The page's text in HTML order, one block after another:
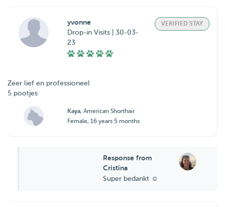
yvonne
Drop-in Visits | 30-03-
23
VERIFIED STAY
Zeer lief en professioneel
5 pootjes
Kaya, American Shorthair
Female, 16 years 5 months
Response from
Cristina
Super bedankt ☺️